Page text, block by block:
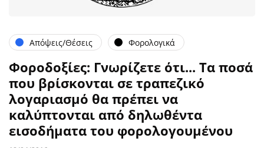
Απόψεις/Θέσεις Φορολογικά
Φοροδοξίες: Γνωρίζετε ότι... Τα ποσά
που βρίσκονται σε τραπεζικό
λογαριασμό θα πρέπει να
καλύπτονται από δηλωθέντα
εισοδήματα του φορολογουμένου